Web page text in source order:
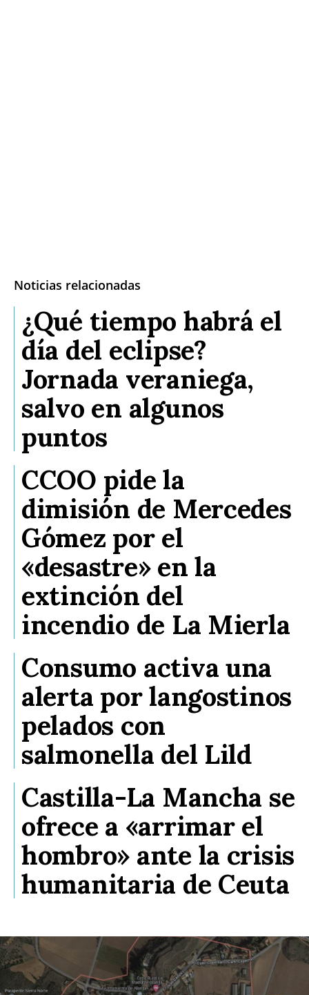
Noticias relacionadas
¿Qué tiempo habrá el
día del eclipse?
Jornada veraniega,
salvo en algunos
puntos
CCOO pide la
dimisión de Mercedes
Gómez por el
«desastre» en la
extinción del
incendio de La Mierla
Consumo activa una
alerta por langostinos
pelados con
salmonella del Lild
Castilla-La Mancha se
ofrece a «arrimar el
hombro» ante la crisis
humanitaria de Ceuta